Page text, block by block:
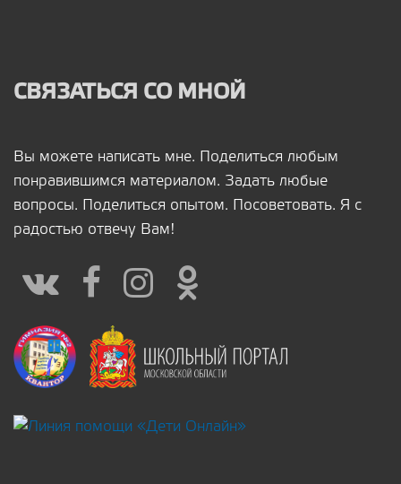
СВЯЗАТЬСЯ СО МНОЙ
Вы можете написать мне. Поделиться любым
понравившимся материалом. Задать любые
вопросы. Поделиться опытом. Посоветовать. Я с
радостью отвечу Вам!